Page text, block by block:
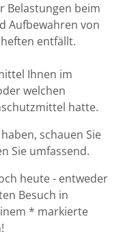
Belastungen beim
Aufbewahren von
entfällt.
Ihnen im
welchen
hatte.
schauen Sie
Sie umfassend.
heute - entweder
Besuch in
* markierte